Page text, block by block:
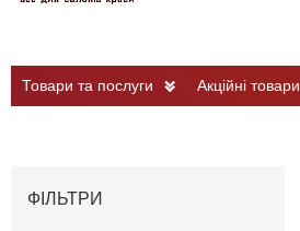
Товари та послуги Акційні товари
ФІЛЬТРИ